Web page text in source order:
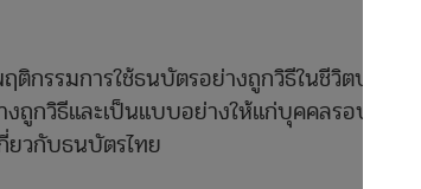
กรรมการใช้ธนบัตรอย่างถูกวิธีในชีวิตประจำวัน
ถูกวิธีและเป็นแบบอย่างให้แก่บุคคลรอบข้างได้
ยวกับธนบัตรไทย